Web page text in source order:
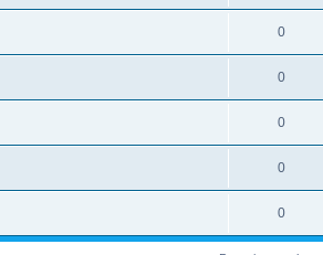
0
0
0
0
0